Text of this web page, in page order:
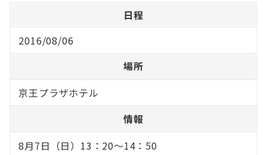
日程
2016/08/06
場所
京王プラザホテル
情報
8月7日（日）13：20～14：50